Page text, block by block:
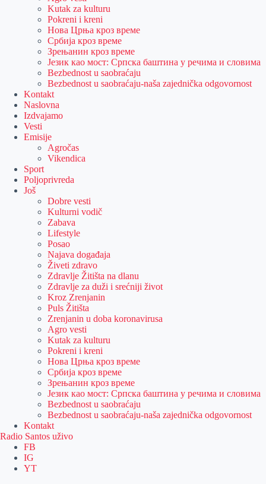
Kutak za kulturu
Pokreni i kreni
Нова Црња кроз време
Србија кроз време
Зрењанин кроз време
Језик као мост: Српска баштина у речима и словима
Bezbednost u saobraćaju
Bezbednost u saobraćaju-naša zajednička odgovornost
Kontakt
Naslovna
Izdvajamo
Vesti
Emisije
Agročas
Vikendica
Sport
Poljoprivreda
Još
Dobre vesti
Kulturni vodič
Zabava
Lifestyle
Posao
Najava događaja
Živeti zdravo
Zdravlje Žitišta na dlanu
Zdravlje za duži i srećniji život
Kroz Zrenjanin
Puls Žitišta
Zrenjanin u doba koronavirusa
Agro vesti
Kutak za kulturu
Pokreni i kreni
Нова Црња кроз време
Србија кроз време
Зрењанин кроз време
Језик као мост: Српска баштина у речима и словима
Bezbednost u saobraćaju
Bezbednost u saobraćaju-naša zajednička odgovornost
Kontakt
Radio Santos uživo
FB
IG
YT